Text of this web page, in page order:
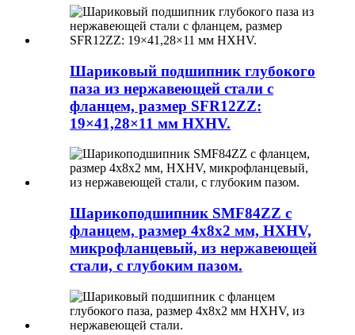
Шариковый подшипник глубокого
паза из нержавеющей стали с
фланцем, размер SFR12ZZ:
19×41,28×11 мм HXHV.
Шарикоподшипник SMF84ZZ с
фланцем, размер 4x8x2 мм, HXHV,
микрофланцевый, из нержавеющей
стали, с глубоким пазом.